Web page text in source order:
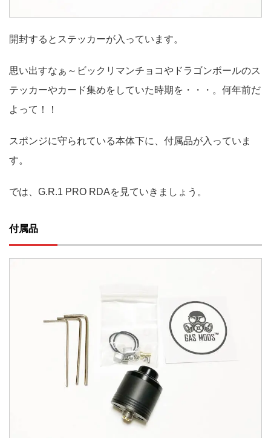
開封するとステッカーが入っています。
思い出すなぁ～ビックリマンチョコやドラゴンボールのス
テッカーやカード集めをしていた時期を・・・。何年前だ
よって！！
スポンジに守られている本体下に、付属品が入っていま
す。
では、G.R.1 PRO RDAを見ていきましょう。
付属品